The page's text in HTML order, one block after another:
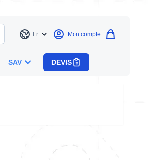
Langue
Fr Mon compte
SAV DEVIS